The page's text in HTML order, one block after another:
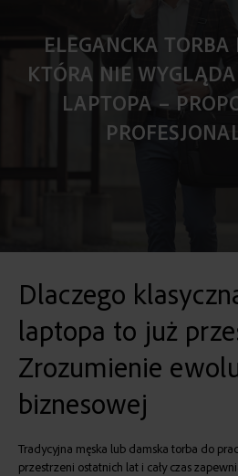
ELEGANCKA
KTÓRA NIE
LAPTOPA –
Dlaczego
laptopa to już
Zrozumienie
biznesowej
Tradycyjna męska lub damska torba do
przestrzeni ostatnich lat i cały czas